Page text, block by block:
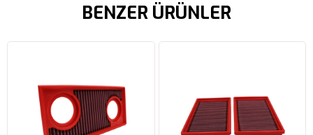
BENZER ÜRÜNLER